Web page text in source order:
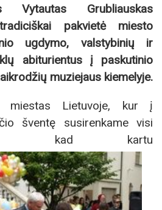
Vytautas Grubliauskas
pakvietė miesto
ugdymo, valstybinių ir
abiturientus į paskutinio
muziejaus kiemelyje.
miestas Lietuvoje, kur į
šventę susirenkame visi
kad kartu